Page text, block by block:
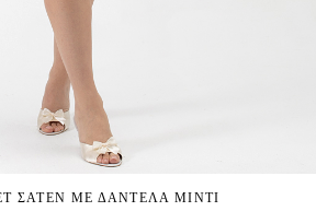
ΣΑΤΕΝ ΜΕ ΔΑΝΤΕΛΑ ΜΙΝΤΙ